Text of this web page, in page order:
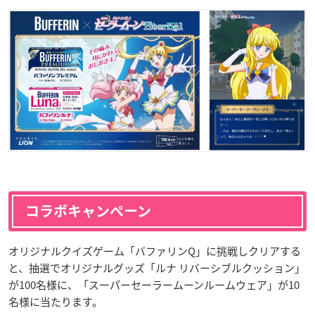
コラボキャンペーン
オリジナルクイズゲーム「バファリンQ」に挑戦しクリアする
と、抽選でオリジナルグッズ「ルナ リバーシブルクッション」
が100名様に、「スーパーセーラームーンルームウェア」が10
名様に当たります。